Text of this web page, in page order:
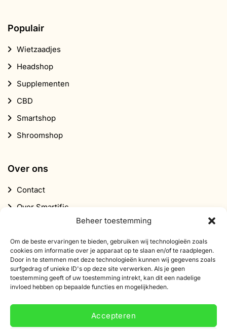
Beheer toestemming
Om de beste ervaringen te bieden, gebruiken wij technologieën zoals
cookies om informatie over je apparaat op te slaan en/of te raadplegen.
Door in te stemmen met deze technologieën kunnen wij gegevens zoals
surfgedrag of unieke ID's op deze site verwerken. Als je geen
toestemming geeft of uw toestemming intrekt, kan dit een nadelige
invloed hebben op bepaalde functies en mogelijkheden.
Accepteren
Populair
Wietzaadjes
Headshop
Supplementen
CBD
Smartshop
Shroomshop
Over ons
Contact
Over Smartific
Affiliate programma
Nieuwsbrief
Korting